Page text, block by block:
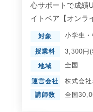
心サポートで成績
イトベア【オンラ
対象 小学生 ・
授業料 3,300円(
地域 全国
運営会社
株式会
講師数
全国